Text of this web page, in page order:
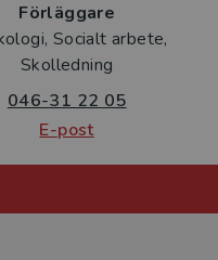
Förläggare
Socialt arbete,
Skolledning
046-31 22 05
E-post